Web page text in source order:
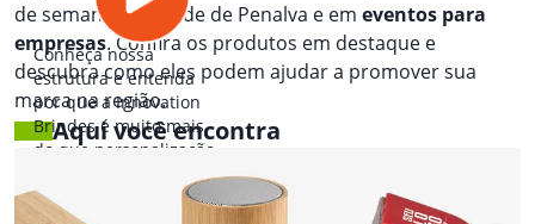
Conheça nossa
estrutura e entenda
por que a Innovation
Brindes é muito mais
do que personalização.
de semana na cidade de Penalva e em eventos para
empresas. Confira os produtos em destaque e
descubra como eles podem ajudar a promover sua
marca na região.
Aqui você encontra